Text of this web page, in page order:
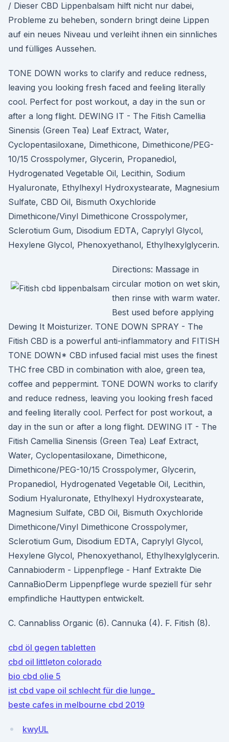
/ Dieser CBD Lippenbalsam hilft nicht nur dabei,
Probleme zu beheben, sondern bringt deine Lippen
auf ein neues Niveau und verleiht ihnen ein sinnliches
und fülliges Aussehen.
TONE DOWN works to clarify and reduce redness,
leaving you looking fresh faced and feeling literally
cool. Perfect for post workout, a day in the sun or
after a long flight. DEWING IT - The Fitish Camellia
Sinensis (Green Tea) Leaf Extract, Water,
Cyclopentasiloxane, Dimethicone, Dimethicone/PEG-
10/15 Crosspolymer, Glycerin, Propanediol,
Hydrogenated Vegetable Oil, Lecithin, Sodium
Hyaluronate, Ethylhexyl Hydroxystearate, Magnesium
Sulfate, CBD Oil, Bismuth Oxychloride
Dimethicone/Vinyl Dimethicone Crosspolymer,
Sclerotium Gum, Disodium EDTA, Caprylyl Glycol,
Hexylene Glycol, Phenoxyethanol, Ethylhexylglycerin.
Directions: Massage in
circular motion on wet skin,
then rinse with warm water.
Best used before applying
Dewing It Moisturizer. TONE DOWN SPRAY - The
Fitish CBD is a powerful anti-inflammatory and FITISH
TONE DOWN* CBD infused facial mist uses the finest
THC free CBD in combination with aloe, green tea,
coffee and peppermint. TONE DOWN works to clarify
and reduce redness, leaving you looking fresh faced
and feeling literally cool. Perfect for post workout, a
day in the sun or after a long flight. DEWING IT - The
Fitish Camellia Sinensis (Green Tea) Leaf Extract,
Water, Cyclopentasiloxane, Dimethicone,
Dimethicone/PEG-10/15 Crosspolymer, Glycerin,
Propanediol, Hydrogenated Vegetable Oil, Lecithin,
Sodium Hyaluronate, Ethylhexyl Hydroxystearate,
Magnesium Sulfate, CBD Oil, Bismuth Oxychloride
Dimethicone/Vinyl Dimethicone Crosspolymer,
Sclerotium Gum, Disodium EDTA, Caprylyl Glycol,
Hexylene Glycol, Phenoxyethanol, Ethylhexylglycerin.
Cannabioderm - Lippenpflege - Hanf Extrakte Die
CannaBioDerm Lippenpflege wurde speziell für sehr
empfindliche Hauttypen entwickelt.
C. Cannabliss Organic (6). Cannuka (4). F. Fitish (8).
cbd öl gegen tabletten
cbd oil littleton colorado
bio cbd olie 5
ist cbd vape oil schlecht für die lunge_
beste cafes in melbourne cbd 2019
kwyUL